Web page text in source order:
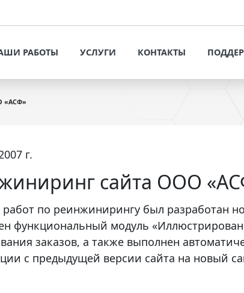
ОФОРМИТЬ ЗАЯВКУ
СОПРОВОЖДЕНИЕ САЙТОВ
КОНТЕНТОМ
АУДИТ САЙТОВ
РАБОТЫ УСЛУГИ
СИСТЕМНОЕ СОПРОВОЖДЕНИЕ
НАПОЛНЕНИЕ САЙТА
КОНТЕНТОМ
АУДИТ САЙТОВ
КОНТАКТЫ
ЗАДАТЬ
«АСФ»
г.
сайта ООО
по реинжинирингу был разработан
функциональный модуль
заказов, а также выполнен
с предыдущей версии сайта на новый